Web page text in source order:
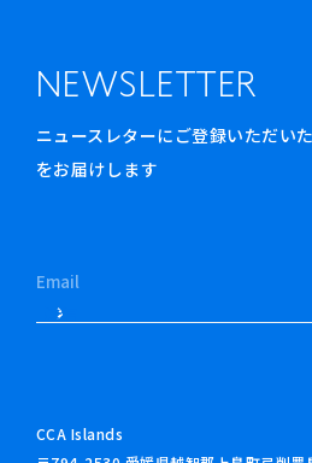
NEWSLETTER
ニュースレターにご登録いただい
をお届けします
CCA Islands